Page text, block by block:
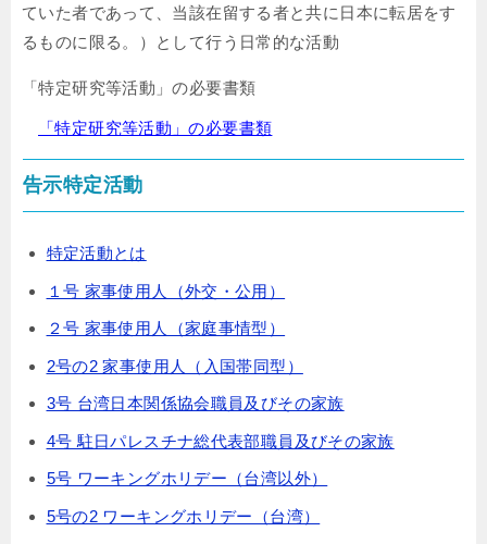
ていた者であって、当該在留する者と共に日本に転居をす
るものに限る。）として行う日常的な活動
「特定研究等活動」の必要書類
「特定研究等活動」の必要書類
告示特定活動
特定活動とは
１号 家事使用人（外交・公用）
２号 家事使用人（家庭事情型）
2号の2 家事使用人（入国帯同型）
3号 台湾日本関係協会職員及びその家族
4号 駐日パレスチナ総代表部職員及びその家族
5号 ワーキングホリデー（台湾以外）
5号の2 ワーキングホリデー（台湾）